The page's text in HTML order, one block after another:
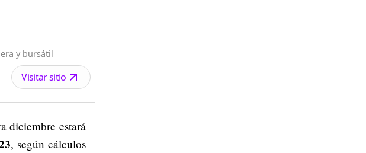
y bursátil
Visitar sitio
diciembre estará
, según cálculos